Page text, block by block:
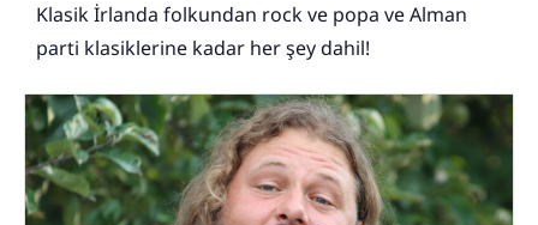
Klasik İrlanda folkundan rock ve popa ve Alman
parti klasiklerine kadar her şey dahil!